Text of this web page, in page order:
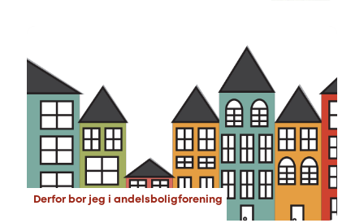
Derfor bor jeg i andelsboligforening